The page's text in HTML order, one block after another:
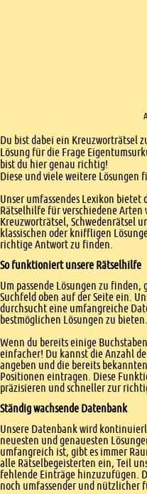
Einleitung
Du bist dabei ein Kreuzworträtsel
Lösung für die Frage
bist du hier genau richtig!
Diese und viele weitere Lösungen
Unser umfassendes Lexikon
Rätselhilfe für verschiedene
Kreuzworträtsel, Schwedenrätsel
klassischen oder kniffligen
richtige Antwort zu finden.
So funktioniert unsere Rätselhilfe
Um passende Lösungen zu
Suchfeld oben auf der Seite ein.
durchsucht eine umfangreiche
bestmöglichen Lösungen zu bieten.
Wenn du bereits einige
einfacher! Du kannst die Anzahl
angeben und die bereits
Positionen eintragen. Diese
präzisieren und schneller zur
Ständig wachsende Datenbank
Unsere Datenbank wird
neuesten und genauesten
umfangreich ist, gibt es immer
alle Rätselbegeisterten ein, Teil
fehlende Einträge hinzuzufügen.
noch umfassender und nützlicher